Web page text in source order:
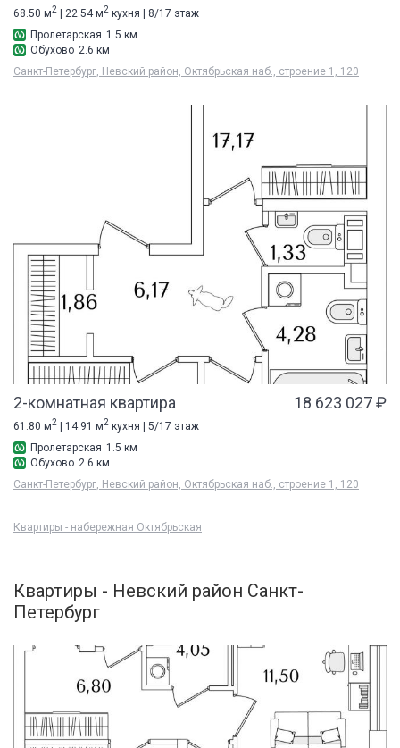
68.50 м2 | 22.54 м2 кухня | 8/17 этаж
Пролетарская 1.5 км
Обухово 2.6 км
Санкт-Петербург, Невский район, Октябрьская наб., строение 1, 120
2-комнатная квартира 18 623 027 ₽
61.80 м2 | 14.91 м2 кухня | 5/17 этаж
Пролетарская 1.5 км
Обухово 2.6 км
Санкт-Петербург, Невский район, Октябрьская наб., строение 1, 120
Квартиры - набережная Октябрьская
Квартиры - Невский район Санкт-
Петербург